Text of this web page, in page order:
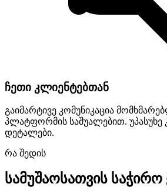
ჩეთი კლიენტებთან
გაიმარტივე კომუნიკაცია
პლატფორმის საშუალებით. უპასუხე
დეტალები.
რა შედის
სამუშაოსათვის